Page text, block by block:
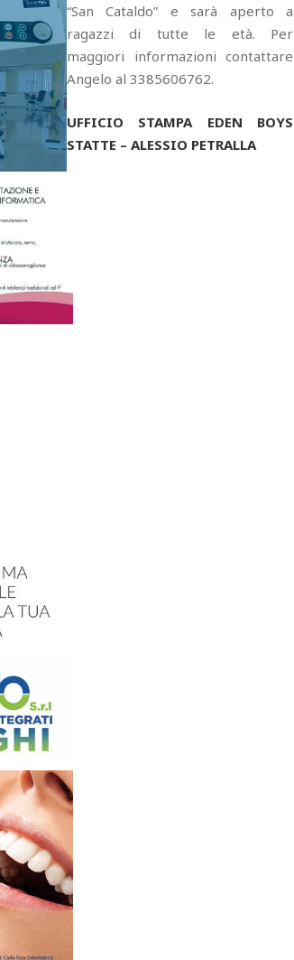
“San Cataldo” e sarà aperto a
ragazzi di tutte le età. Per
maggiori informazioni contattare
Angelo al 3385606762.
UFFICIO STAMPA EDEN BOYS
STATTE – ALESSIO PETRALLA